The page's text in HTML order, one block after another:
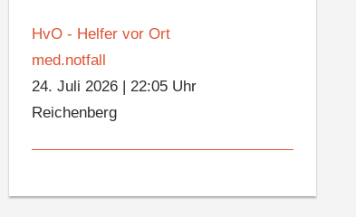
HvO - Helfer vor Ort
med.notfall
24. Juli 2026 |22:05 Uhr
Reichenberg